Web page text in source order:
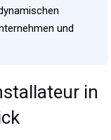
und
in